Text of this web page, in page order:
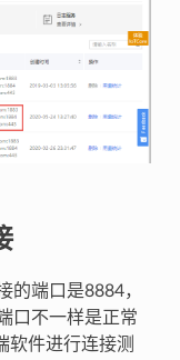
的端口是8884，
口不一样是正常
软件进行连接测